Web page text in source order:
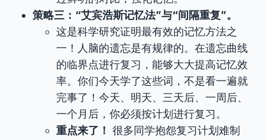
策略三：“艾宾浩斯记忆法”与“间隔重复”。
这是科学研究证明最有效的记忆方法之
一！人脑的遗忘是有规律的。在遗忘曲线
的临界点进行复习，能够大大提高记忆效
率。你们今天学了这些词，不是看一遍就
完事了！今天、明天、三天后、一周后、
一个月后，你必须按计划进行复习。
重点来了！ 很多同学抱怨复习计划难制